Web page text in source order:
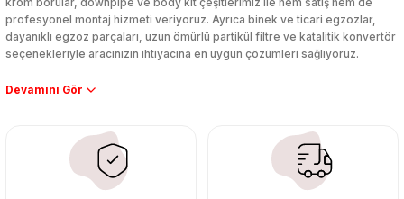
profesyonel montaj hizmeti veriyoruz. Ayrıca binek ve ticari egzozlar,
dayanıklı egzoz parçaları, uzun ömürlü partikül filtre ve katalitik konvertör
seçenekleriyle aracınızın ihtiyacına en uygun çözümleri sağlıyoruz.
Performans artışı isteyen sürücüler için özel performans egzozları ve
çıkma orijinal ürünler ile yenileyebilir, body kit uygulamalarıyla aracınızın
tasarımını ve aerodinamisini üst seviyeye taşıyabilirsiniz.
Tüm ürünlerimiz orijinal, dayanıklı ve uzun ömürlüdür. İstanbul’daki montaj